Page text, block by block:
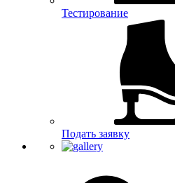
Тестирование
Подать заявку